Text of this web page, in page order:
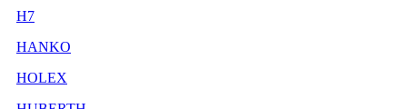
H7
HANKO
HOLEX